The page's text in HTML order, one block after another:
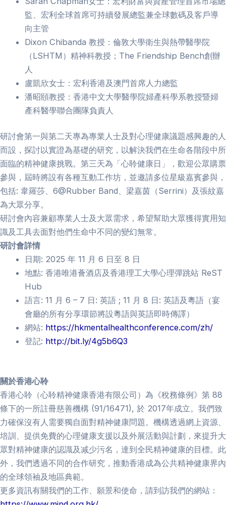
監、宏利全球首席可持續發展總監兼全球數碼及客戶導
向主管
Dixon Chibanda 教授：倫敦大學衛生與熱帶醫學院
（LSHTM）精神科教授；The Friendship Bench創辦
人
盧凱欣女士：宏利香港及澳門首席人力總監
潘昭頤教授：香港中文大學醫學院婦產科學系教授暨婦
產科醫學聯合團隊負責人
研討會第一與第二天專為專業人士及對心理健康議題感興趣的人
而設，探討以實證為基礎的研究，以解決我們在生命各階段中所
面臨的精神健康挑戰。第三天為「心聆健康日」，歡迎公眾購票
參與，屆時將設有各種互動工作坊，並邀請多位星級嘉賓參與，
包括: 韋羅莎、6@Rubber Band、梁嘉茵（Serrini）及張紋嘉
為大眾分享。
研討會內容兼顧專業人士及大眾需求，希望幫助大眾獲得實用知
識及工具去面對他們生命中不同的變幻無常。
研討會詳情
日期: 2025 年 11 月 6 日至 8 日
地點: 香港唯港薈酒店及香港理工大學心理彈跳站 ReST
Hub
語言:11 月 6 – 7 日: 英語 ;11 月 8 日: 英語及粵語（宴
會廳的所有分享環節將設粵語與英語即時傳譯）
網站: https://hkmentalhealthconference.com/zh/
登記: http://bit.ly/4g5b6Q3
關於香港心聆
香港心聆（心聆精神健康香港有限公司）為《稅務條例》第 88
條下的一所註冊慈善機構 (91/16471), 於 2017年成立。我們致
力確保沒有人需要獨自面對精神健康問題。機構透過網上資源、
培訓、提供免費的心理健康支援以及外展活動與計劃，來提升大
眾對精神健康的認識及减少污名，達到全民精神健康的目標。此
外，我們透過不同的合作研究，推動香港成為公共精神健康界內
的全球領袖及地區典範。
更多資訊有關我們的工作、願景和使命，請到訪我們的網站：